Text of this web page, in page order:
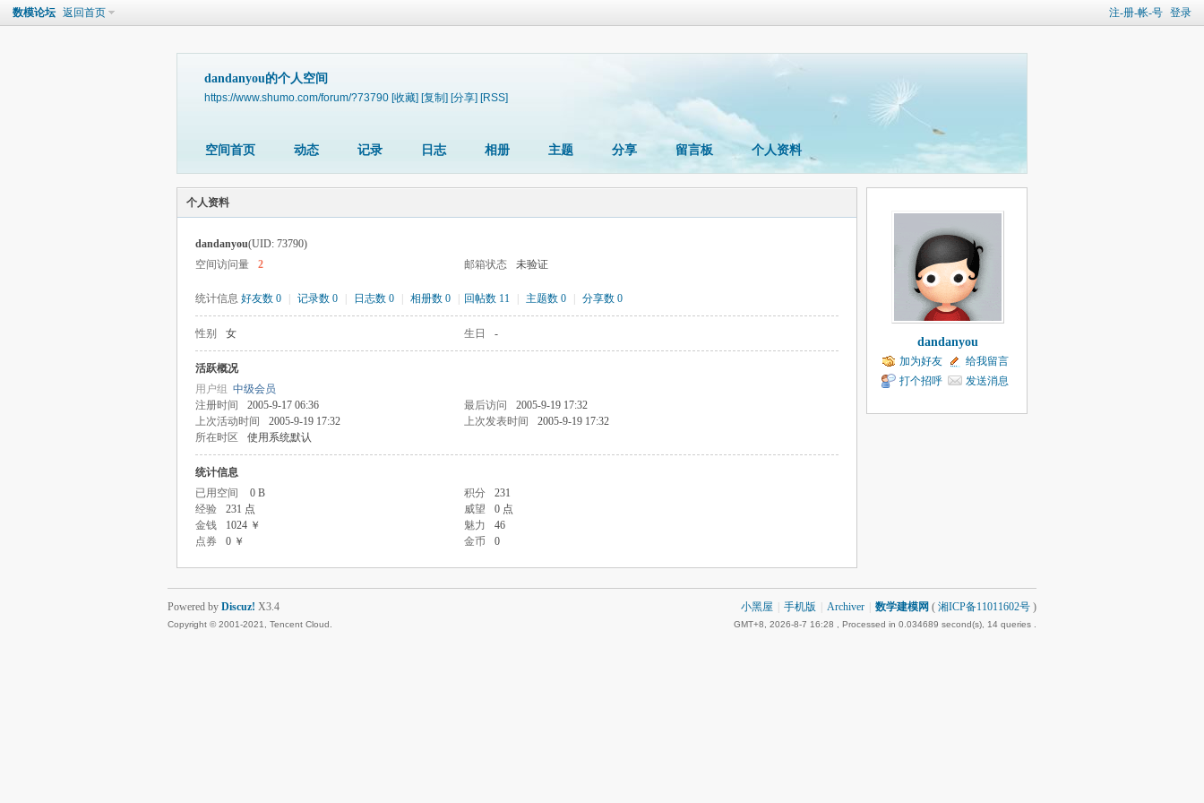
注-册-帐-号 登录
数模论坛 返回首页
dandanyou的个人空间
https://www.shumo.com/forum/?73790 [收藏] [复制] [分享] [RSS]
空间首页 动态 记录 日志 相册 主题 分享 留言板 个人资料
个人资料
dandanyou(UID: 73790)
空间访问量
2 邮箱状态 未验证
统计信息 好友数 0 记录数 0 日志数 0 相册数 0 回帖数 11 主题数 0 分享数 0
性别 女 生日 -
活跃概况
用户组 中级会员
注册时间
2005-9-17 06:36 最后访问
2005-9-19 17:32
上次活动时间
2005-9-19 17:32 上次发表时间
2005-9-19 17:32
所在时区
使用系统默认
统计信息
已用空间
0 B 积分
231
经验
231 点 威望
0 点
金钱
1024 ￥ 魅力
46
点券
0 ￥ 金币 0
dandanyou
加为好友
给我留言
打个招呼
发送消息
小黑屋 手机版 Archiver 数学建模网 ( 湘ICP备11011602号 )
GMT+8, 2026-8-7 16:28 , Processed in 0.034689 second(s), 14 queries .
Powered by Discuz! X3.4
Copyright © 2001-2021, Tencent Cloud.